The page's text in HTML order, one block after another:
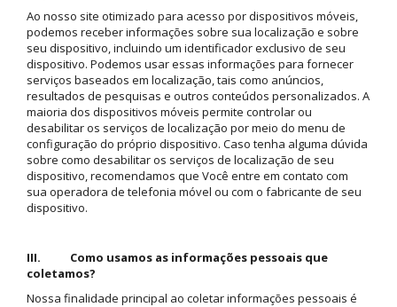
Ao nosso site otimizado para acesso por dispositivos móveis,
podemos receber informações sobre sua localização e sobre
seu dispositivo, incluindo um identificador exclusivo de seu
dispositivo. Podemos usar essas informações para fornecer
serviços baseados em localização, tais como anúncios,
resultados de pesquisas e outros conteúdos personalizados. A
maioria dos dispositivos móveis permite controlar ou
desabilitar os serviços de localização por meio do menu de
configuração do próprio dispositivo. Caso tenha alguma dúvida
sobre como desabilitar os serviços de localização de seu
dispositivo, recomendamos que Você entre em contato com
sua operadora de telefonia móvel ou com o fabricante de seu
dispositivo.
III. Como usamos as informações pessoais que
coletamos?
Nossa finalidade principal ao coletar informações pessoais é